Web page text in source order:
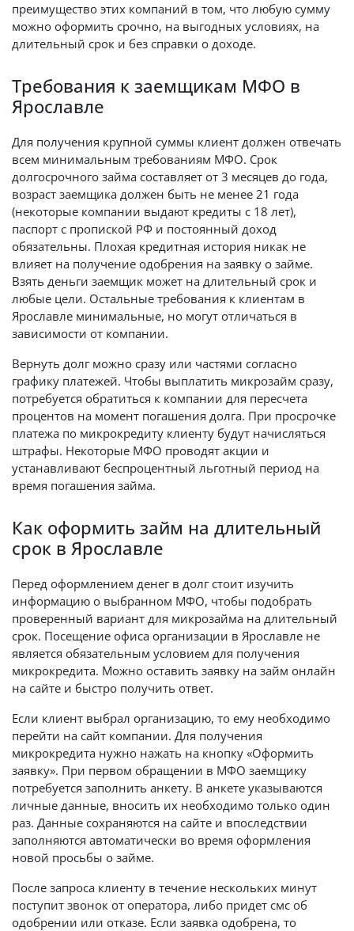
преимущество этих компаний в том, что любую сумму
можно оформить срочно, на выгодных условиях, на
длительный срок и без справки о доходе.
Требования к заемщикам МФО в
Ярославле
Для получения крупной суммы клиент должен отвечать
всем минимальным требованиям МФО. Срок
долгосрочного займа составляет от 3 месяцев до года,
возраст заемщика должен быть не менее 21 года
(некоторые компании выдают кредиты с 18 лет),
паспорт с пропиской РФ и постоянный доход
обязательны. Плохая кредитная история никак не
влияет на получение одобрения на заявку о займе.
Взять деньги заемщик может на длительный срок и
любые цели. Остальные требования к клиентам в
Ярославле минимальные, но могут отличаться в
зависимости от компании.
Вернуть долг можно сразу или частями согласно
графику платежей. Чтобы выплатить микрозайм сразу,
потребуется обратиться к компании для пересчета
процентов на момент погашения долга. При просрочке
платежа по микрокредиту клиенту будут начисляться
штрафы. Некоторые МФО проводят акции и
устанавливают беспроцентный льготный период на
время погашения займа.
Как оформить займ на длительный
срок в Ярославле
Перед оформлением денег в долг стоит изучить
информацию о выбранном МФО, чтобы подобрать
проверенный вариант для микрозайма на длительный
срок. Посещение офиса организации в Ярославле не
является обязательным условием для получения
микрокредита. Можно оставить заявку на займ онлайн
на сайте и быстро получить ответ.
Если клиент выбрал организацию, то ему необходимо
перейти на сайт компании. Для получения
микрокредита нужно нажать на кнопку «Оформить
заявку». При первом обращении в МФО заемщику
потребуется заполнить анкету. В анкете указываются
личные данные, вносить их необходимо только один
раз. Данные сохраняются на сайте и впоследствии
заполняются автоматически во время оформления
новой просьбы о займе.
После запроса клиенту в течение нескольких минут
поступит звонок от оператора, либо придет смс об
одобрении или отказе. Если заявка одобрена, то